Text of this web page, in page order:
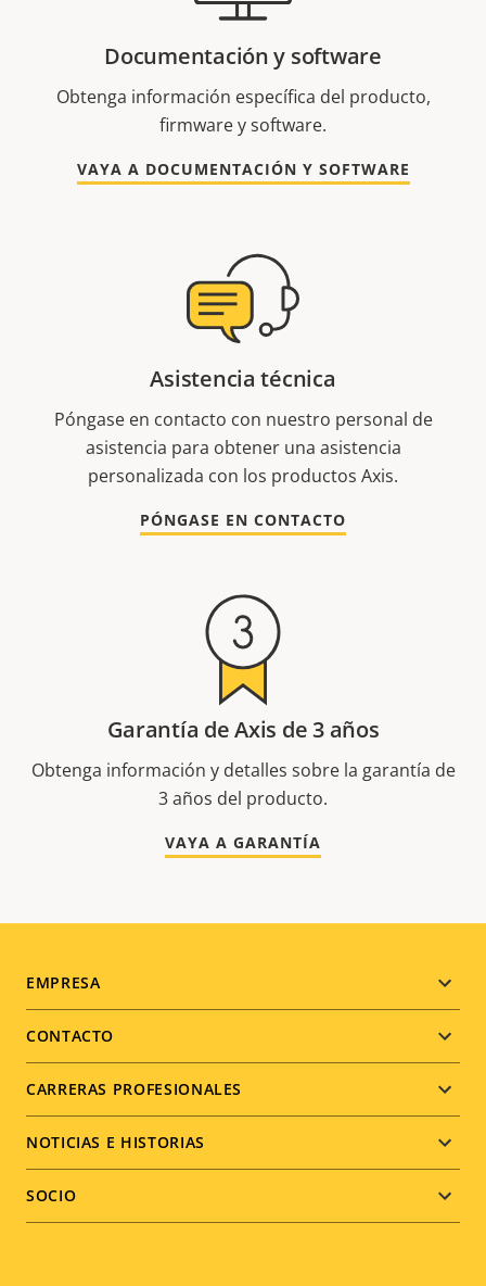
Documentación y software
Obtenga información específica del producto,
firmware y software.
VAYA A DOCUMENTACIÓN Y SOFTWARE
Asistencia técnica
Póngase en contacto con nuestro personal de
asistencia para obtener una asistencia
personalizada con los productos Axis.
PÓNGASE EN CONTACTO
Garantía de Axis de 3 años
Obtenga información y detalles sobre la garantía de
3 años del producto.
VAYA A GARANTÍA
Footer
menu
EMPRESA
CONTACTO
CARRERAS PROFESIONALES
NOTICIAS E HISTORIAS
SOCIO